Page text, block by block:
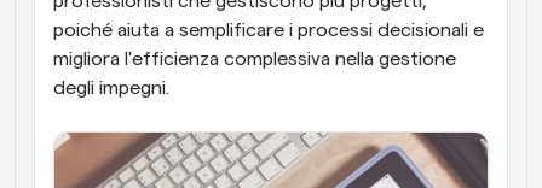
poiché aiuta a semplificare i processi decisionali e
migliora l'efficienza complessiva nella gestione
degli impegni.